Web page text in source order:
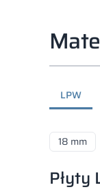
LPW
18 mm
Płyty